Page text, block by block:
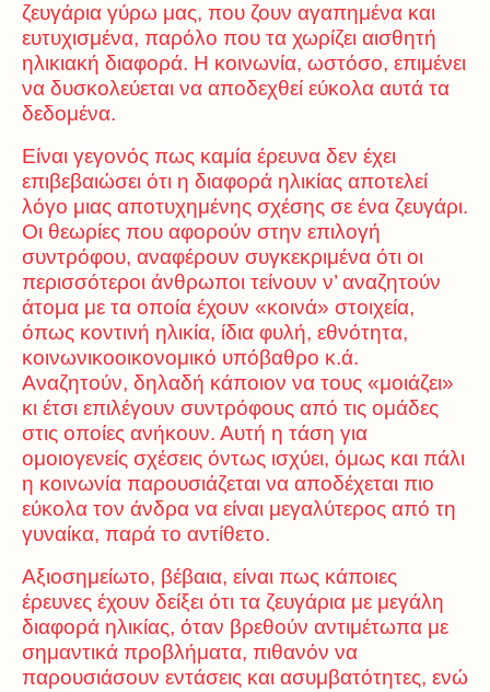
ζευγάρια γύρω μας, που ζουν αγαπημένα και
ευτυχισμένα, παρόλο που τα χωρίζει αισθητή
ηλικιακή διαφορά. Η κοινωνία, ωστόσο, επιμένει
να δυσκολεύεται να αποδεχθεί εύκολα αυτά τα
δεδομένα.
Είναι γεγονός πως καμία έρευνα δεν έχει
επιβεβαιώσει ότι η διαφορά ηλικίας αποτελεί
λόγο μιας αποτυχημένης σχέσης σε ένα ζευγάρι.
Οι θεωρίες που αφορούν στην επιλογή
συντρόφου, αναφέρουν συγκεκριμένα ότι οι
περισσότεροι άνθρωποι τείνουν ν’ αναζητούν
άτομα με τα οποία έχουν «κοινά» στοιχεία,
όπως κοντινή ηλικία, ίδια φυλή, εθνότητα,
κοινωνικοοικονομικό υπόβαθρο κ.ά.
Αναζητούν, δηλαδή κάποιον να τους «μοιάζει»
κι έτσι επιλέγουν συντρόφους από τις ομάδες
στις οποίες ανήκουν. Αυτή η τάση για
ομοιογενείς σχέσεις όντως ισχύει, όμως και πάλι
η κοινωνία παρουσιάζεται να αποδέχεται πιο
εύκολα τον άνδρα να είναι μεγαλύτερος από τη
γυναίκα, παρά το αντίθετο.
Αξιοσημείωτο, βέβαια, είναι πως κάποιες
έρευνες έχουν δείξει ότι τα ζευγάρια με μεγάλη
διαφορά ηλικίας, όταν βρεθούν αντιμέτωπα με
σημαντικά προβλήματα, πιθανόν να
παρουσιάσουν εντάσεις και ασυμβατότητες, ενώ